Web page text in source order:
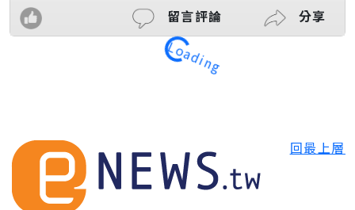
留言評論 分享
Loading
回最上層